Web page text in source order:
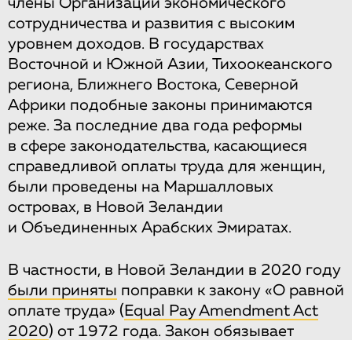
члены Организации экономического
сотрудничества и развития с высоким
уровнем доходов. В государствах
Восточной и Южной Азии, Тихоокеанского
региона, Ближнего Востока, Северной
Африки подобные законы принимаются
реже. За последние два года реформы
в сфере законодательства, касающиеся
справедливой оплаты труда для женщин,
были проведены на Маршалловых
островах, в Новой Зеландии
и Объединенных Арабских Эмиратах.
В частности, в Новой Зеландии в 2020 году
были приняты поправки к закону «О равной
оплате труда» ( Equal Pay Amendment Act
2020) от 1972 года. Закон обязывает